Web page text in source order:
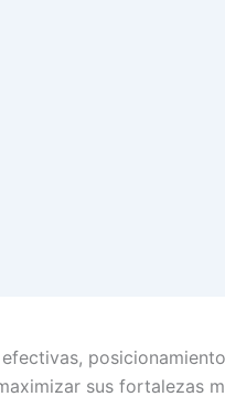
sus fortalezas